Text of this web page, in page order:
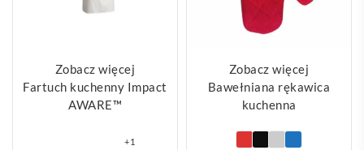
Zobacz więcej
Fartuch kuchenny Impact
AWARE™
+1
Zobacz więcej
Bawełniana rękawica
kuchenna